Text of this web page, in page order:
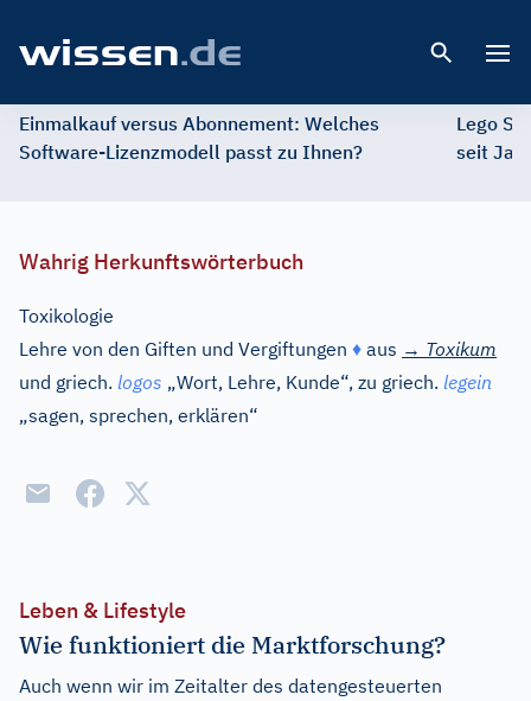
Einmalkauf versus Abonnement: Welches
Software-Lizenzmodell passt zu Ihnen?
Lego
seit
Wahrig Herkunftswörterbuch
Toxikologie
Lehre von den Giften und Vergiftungen ♦ aus → Toxikum
und griech. logos „Wort, Lehre, Kunde“, zu griech. legein
„sagen, sprechen, erklären“
Leben & Lifestyle
Wie funktioniert die Marktforschung?
Auch wenn wir im Zeitalter des datengesteuerten